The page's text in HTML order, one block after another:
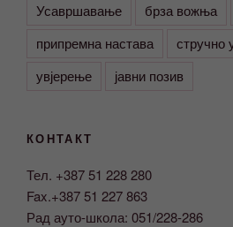
Усавршавање
брза вожња
припремна настава
стручно
увјерење
јавни позив
КОНТАКТ
Тел. +387 51 228 280
Fax.+387 51 227 863
Рад ауто-школа: 051/228-286